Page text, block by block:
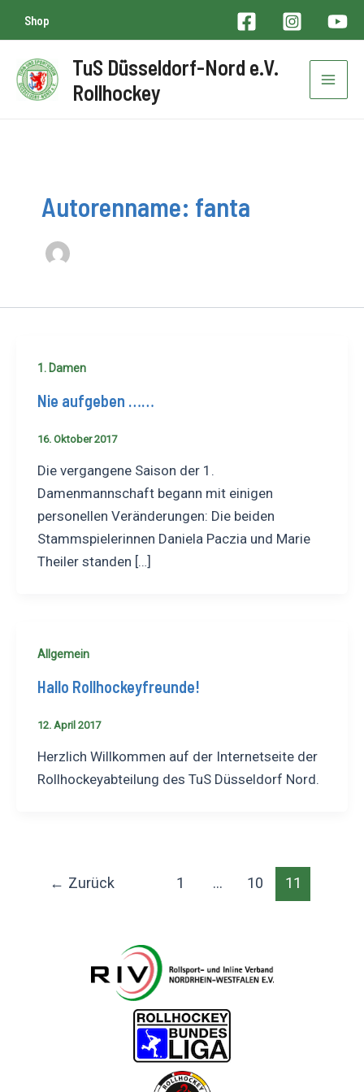
springen
Shop
TuS Düsseldorf-Nord e.V.
Rollhockey
Main
Autorenname: fanta
1. Damen
Nie aufgeben ……
16. Oktober 2017
Die vergangene Saison der 1.
Damenmannschaft begann mit einigen
personellen Veränderungen: Die beiden
Stammspielerinnen Daniela Paczia und Marie
Theiler standen […]
Allgemein
Hallo Rollhockeyfreunde!
12. April 2017
Herzlich Willkommen auf der Internetseite der
Rollhockeyabteilung des TuS Düsseldorf Nord.
Seitennummerierung
← Zurück 1 … 10 11